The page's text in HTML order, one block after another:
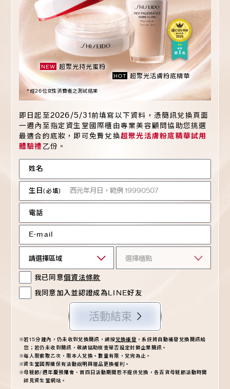
NEW 超聚光持光蜜粉
HOT 超聚光活膚粉底精華
*經26位女性消費者之測試結果
即日起至2026/5/31前填寫以下資料，憑簡訊兌換頁面
一週內至指定資生堂國際櫃由專業美容顧問協助您挑選
最適合的底妝，即可免費兌換超聚光活膚粉底精華試用
體驗禮 乙份。